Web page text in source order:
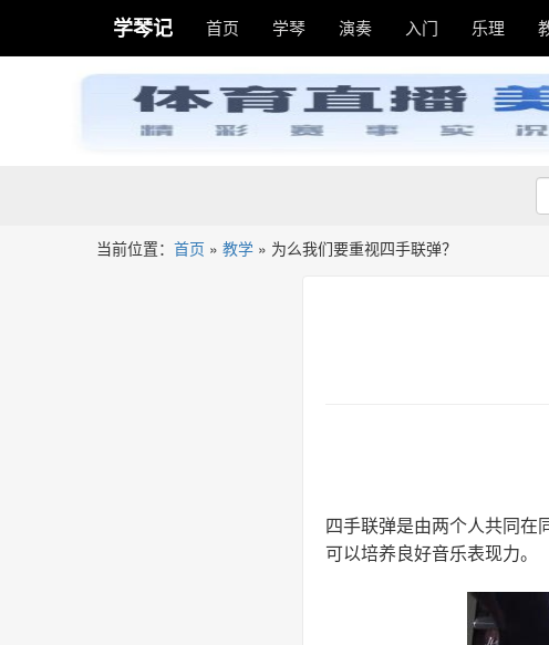
学琴记 首页 学琴 演奏 入门 乐理
当前位置： 首页 » 教学 » 为么我们要重视四手联弹？
四手联弹是由两个人共同在
可以培养良好音乐表现力。